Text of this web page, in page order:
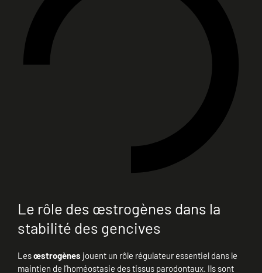
Le rôle des œstrogènes dans la
stabilité des gencives
Lesœstrogènes jouent un rôle régulateur essentiel dans le
maintien de l’homéostasie des tissus parodontaux. Ils sont